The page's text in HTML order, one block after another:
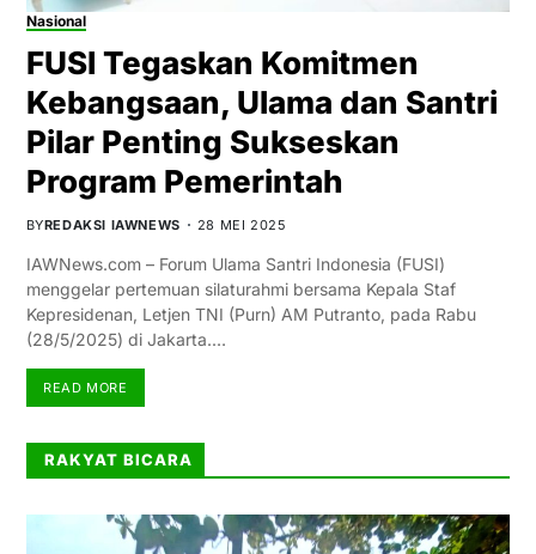
Nasional
FUSI Tegaskan Komitmen
Kebangsaan, Ulama dan Santri
Pilar Penting Sukseskan
Program Pemerintah
BYREDAKSI IAWNEWS 28 MEI 2025
IAWNews.com – Forum Ulama Santri Indonesia (FUSI)
menggelar pertemuan silaturahmi bersama Kepala Staf
Kepresidenan, Letjen TNI (Purn) AM Putranto, pada Rabu
(28/5/2025) di Jakarta.…
READ MORE
RAKYAT BICARA